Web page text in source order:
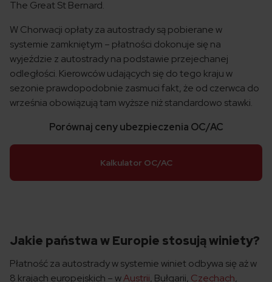
The Great St Bernard.
W Chorwacji opłaty za autostrady są pobierane w
systemie zamkniętym – płatności dokonuje się na
wyjeździe z autostrady na podstawie przejechanej
odległości. Kierowców udających się do tego kraju w
sezonie prawdopodobnie zasmuci fakt, że od czerwca do
września obowiązują tam wyższe niż standardowo stawki.
Porównaj ceny ubezpieczenia OC/AC
Kalkulator OC/AC
Jakie państwa w Europie stosują winiety?
Płatność za autostrady w systemie winiet odbywa się aż w
8 krajach europejskich – wAustrii, Bułgarii, Czechach,